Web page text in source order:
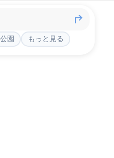
公園 もっと見る